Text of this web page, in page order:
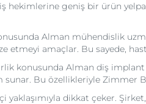
geniş bir ürün
Alman mühendislik
amaçlar. Bu sayede,
konusunda Alman diş
Bu özellikleriyle Zimmer
dikkat çeker.